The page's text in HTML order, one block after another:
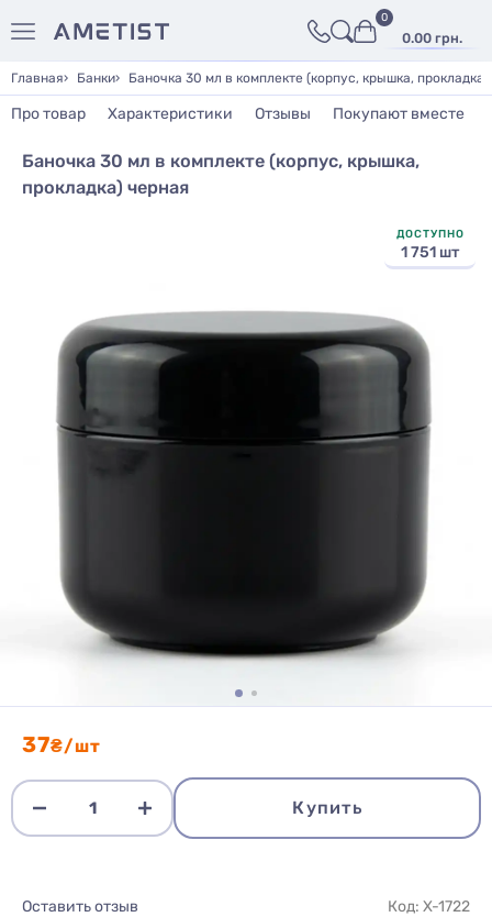
0.00 грн.
0
Главная Банки Баночка 30 мл в комплекте (корпус, крышка,
Про товар Характеристики Отзывы Покупают вместе
Баночка 30 мл в комплекте (корпус, крышка,
прокладка) черная
ДОСТУПНО
1 751 шт
37₴/шт
Купить
Оставить отзыв
Код: X-1722